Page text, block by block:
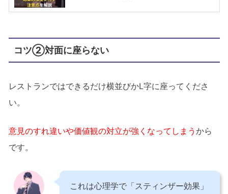
コツ②対面に座らない
レストランではできるだけ横並びかL字に座ってくださ
い。
意見のすれ違いや価値観の対立が強くなってしまう から
です。
これは心理学で「スティンザー効果」